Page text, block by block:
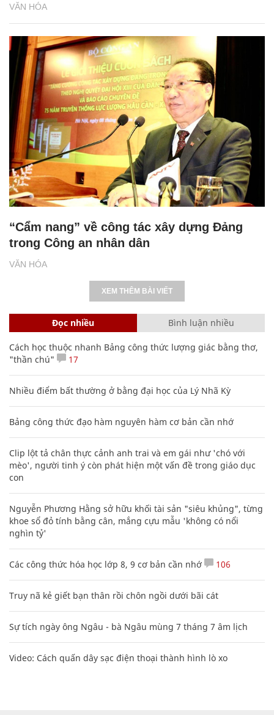
VĂN HÓA
VĂN HÓA
“Cẩm nang” về công tác xây dựng Đảng
trong Công an nhân dân
XEM THÊM BÀI VIẾT
Đọc nhiều Bình luận nhiều
Cách học thuộc nhanh Bảng công thức lượng giác bằng thơ,
"thần chú"
17
Nhiều điểm bất thường ở bằng đại học của Lý Nhã Kỳ
Bảng công thức đạo hàm nguyên hàm cơ bản cần nhớ
Clip lột tả chân thực cảnh anh trai và em gái như 'chó với
mèo', người tinh ý còn phát hiện một vấn đề trong giáo dục
con
Nguyễn Phương Hằng sở hữu khối tài sản "siêu khủng", từng
khoe sổ đỏ tính bằng cân, mắng cựu mẫu 'không có nổi
nghìn tỷ'
Các công thức hóa học lớp 8, 9 cơ bản cần nhớ 106
Truy nã kẻ giết bạn thân rồi chôn ngồi dưới bãi cát
Sự tích ngày ông Ngâu - bà Ngâu mùng 7 tháng 7 âm lịch
Video: Cách quấn dây sạc điện thoại thành hình lò xo